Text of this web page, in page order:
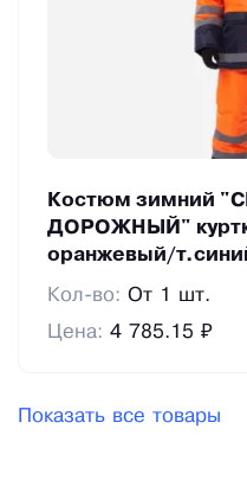
Костюм зимний
ДОРОЖНЫЙ"
оранжевый/
Кол-во:От 1 шт.
Цена:4 785.15 ₽
Показать все товары